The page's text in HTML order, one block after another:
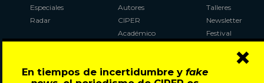
En tiempos de incertidumbre y fake
×
Especiales
Radar
Autores
CIPER
Académico
Al Plebiscito
Talleres
Newsletter
Festival